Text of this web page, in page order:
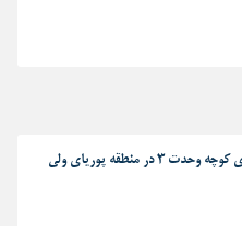
عملیات آسفالت‌ریزی کوچه وحدت ۳ در منطقه پوریای ولی